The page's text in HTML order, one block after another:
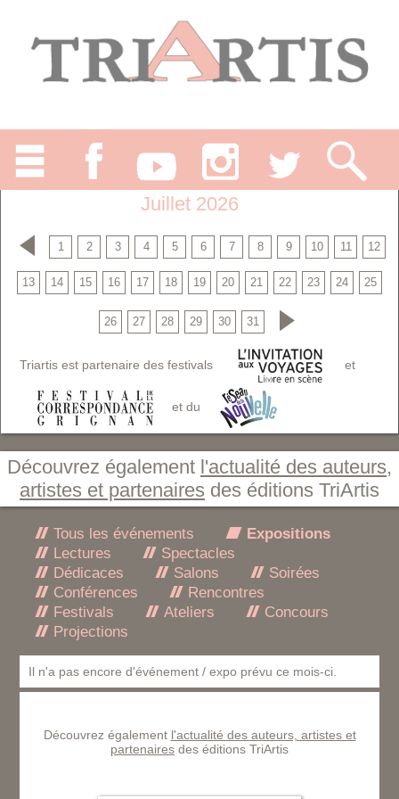
Juillet 2026
1 2 3 4 5 6 7 8 9 10 11 12
13 14 15 16 17 18 19 20 21 22 23 24 25
26 27 28 29 30 31
Triartis est partenaire des festivals et
et du
Découvrez également l'actualité des auteurs,
artistes et partenaires des éditions TriArtis
Tous les événements
Expositions
Lectures
Spectacles
Dédicaces
Salons
Soirées
Conférences
Rencontres
Festivals
Ateliers
Concours
Projections
Il n'a pas encore d'événement / expo prévu ce mois-ci.
Découvrez également l'actualité des auteurs, artistes et
partenaires des éditions TriArtis